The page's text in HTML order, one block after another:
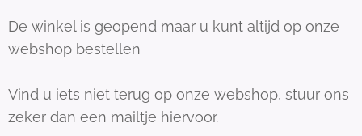
De winkel is geopend maar u kunt altijd op onze
webshop bestellen
Vind u iets niet terug op onze webshop, stuur ons
zeker dan een mailtje hiervoor.